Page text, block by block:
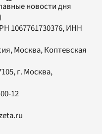
новости дня
1067761730376, ИНН
Москва, Коптевская
, г. Москва,
12